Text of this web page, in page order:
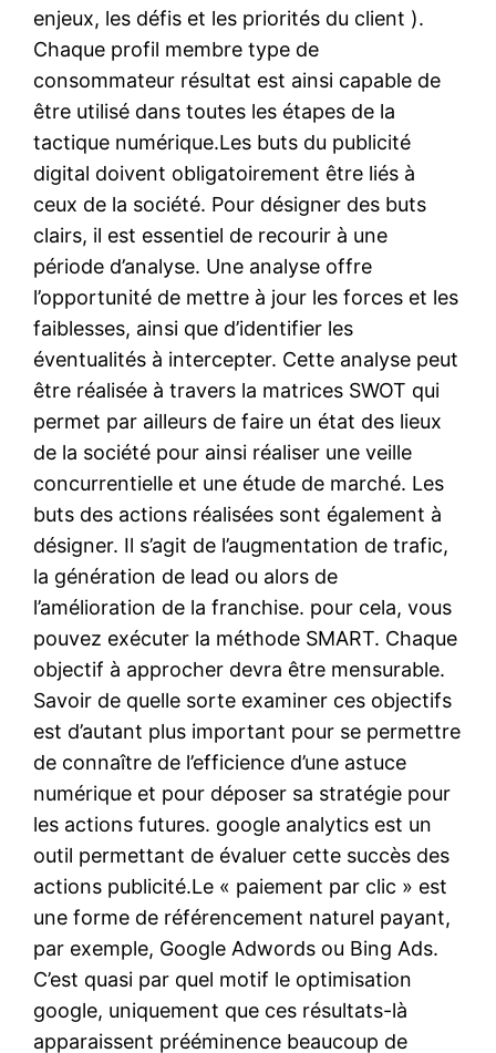
enjeux, les défis et les priorités du client ).
Chaque profil membre type de
consommateur résultat est ainsi capable de
être utilisé dans toutes les étapes de la
tactique numérique.Les buts du publicité
digital doivent obligatoirement être liés à
ceux de la société. Pour désigner des buts
clairs, il est essentiel de recourir à une
période d’analyse. Une analyse offre
l’opportunité de mettre à jour les forces et les
faiblesses, ainsi que d’identifier les
éventualités à intercepter. Cette analyse peut
être réalisée à travers la matrices SWOT qui
permet par ailleurs de faire un état des lieux
de la société pour ainsi réaliser une veille
concurrentielle et une étude de marché. Les
buts des actions réalisées sont également à
désigner. Il s’agit de l’augmentation de trafic,
la génération de lead ou alors de
l’amélioration de la franchise. pour cela, vous
pouvez exécuter la méthode SMART. Chaque
objectif à approcher devra être mensurable.
Savoir de quelle sorte examiner ces objectifs
est d’autant plus important pour se permettre
de connaître de l’efficience d’une astuce
numérique et pour déposer sa stratégie pour
les actions futures. google analytics est un
outil permettant de évaluer cette succès des
actions publicité.Le « paiement par clic » est
une forme de référencement naturel payant,
par exemple, Google Adwords ou Bing Ads.
C’est quasi par quel motif le optimisation
google, uniquement que ces résultats-là
apparaissent prééminence beaucoup de